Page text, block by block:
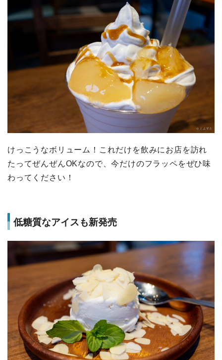
けっこうなボリューム！これだけを飲みにお店を訪れ
たってぜんぜんOKなので、今だけのフラッペをぜひ味
わってください！
低糖質なアイスも新発売